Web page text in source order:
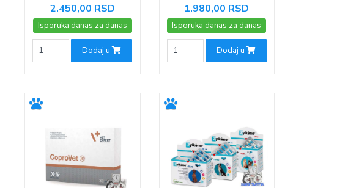
2.450,00 RSD
Isporuka danas za danas
Dodaj u
1.980,00 RSD
Isporuka danas za danas
Dodaj u